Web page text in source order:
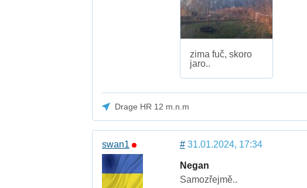
zima fuč, skoro
jaro..
Drage HR 12 m.n.m
swan1 #31.01.2024, 17:34
Negan
Samozřejmě..